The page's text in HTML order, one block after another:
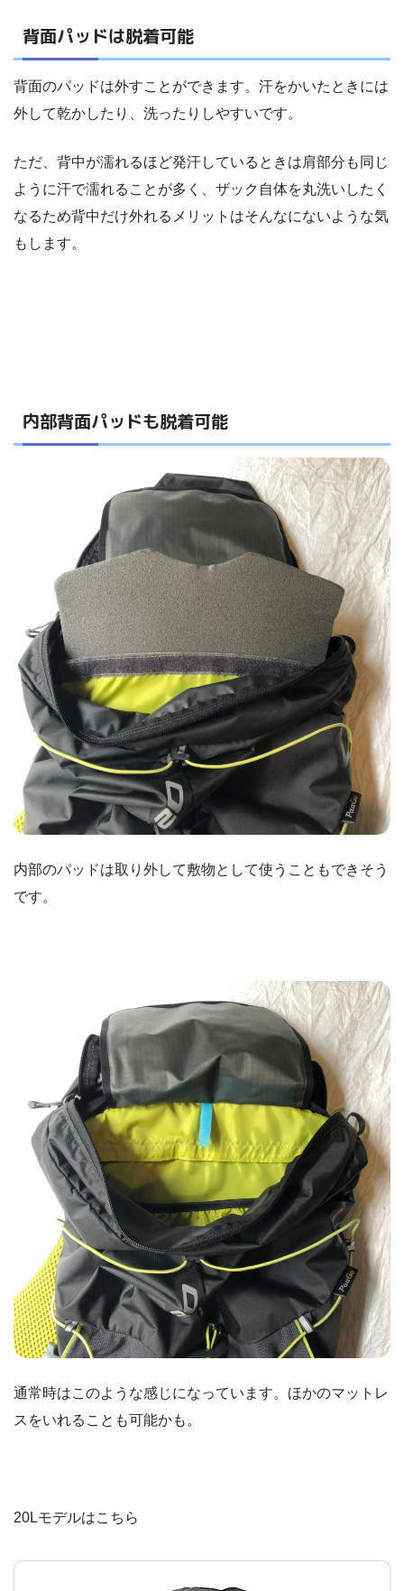
背面パッドは脱着可能
背面のパッドは外すことができます。汗をかいたときには
外して乾かしたり、洗ったりしやすいです。
ただ、背中が濡れるほど発汗しているときは肩部分も同じ
ように汗で濡れることが多く、ザック自体を丸洗いしたく
なるため背中だけ外れるメリットはそんなにないような気
もします。
内部背面パッドも脱着可能
内部のパッドは取り外して敷物として使うこともできそう
です。
通常時はこのような感じになっています。ほかのマットレ
スをいれることも可能かも。
20Lモデルはこちら